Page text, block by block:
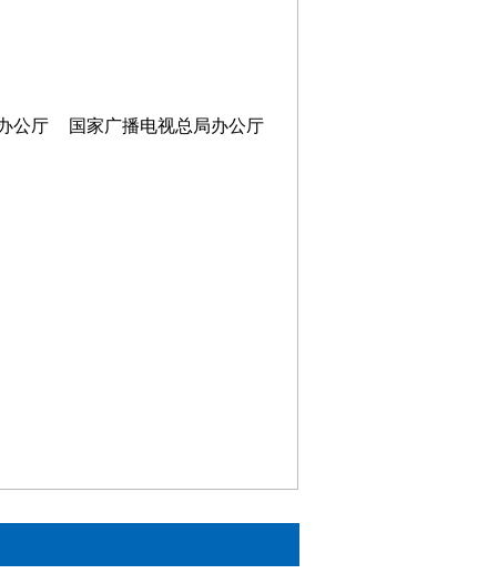
公厅 国家广播电视总局办公厅